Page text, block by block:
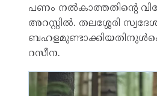
പണം നല്‍കാത്തതിന്റെ
അറസ്റ്റില്‍. തലശ്ശേരി
റസീന.